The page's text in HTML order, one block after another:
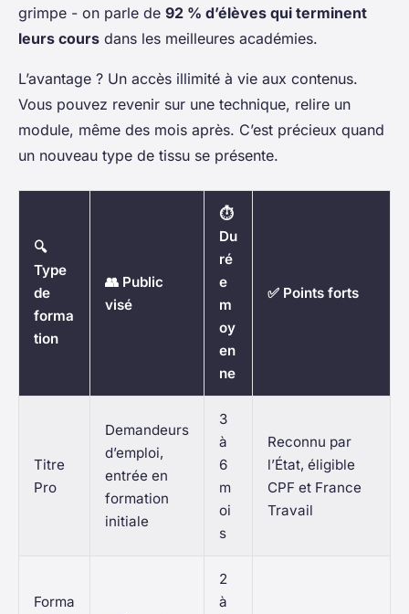
grimpe - on parle de 92 % d’élèves qui terminent
leurs cours dans les meilleures académies.
L’avantage ? Un accès illimité à vie aux contenus.
Vous pouvez revenir sur une technique, relire un
module, même des mois après. C’est précieux quand
un nouveau type de tissu se présente.
🔍
Type
de
forma
tion
👥 Public
visé
⏱️
Du
ré
e
m
oy
en
ne
✅ Points forts
Titre
Pro
Demandeurs
d’emploi,
entrée en
formation
initiale
3
à
6
m
oi
s
Reconnu par
l’État, éligible
CPF et France
Travail
Forma
2
à